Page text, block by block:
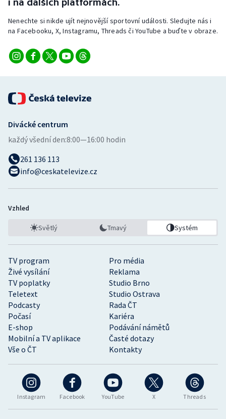
Veslování
Vodní slalom
Ostatní
Nenechte si nikde ujít nejnovější sportovní události. Sledujte nás i
na Facebooku, X, Instagramu, Threads či YouTube a buďte v obraze.
Instagram Facebook YouTube X Threads
TV program
Pro média
Živé vysílání
Reklama
TV poplatky
Studio Brno
Teletext
Studio Ostrava
Podcasty
Rada ČT
Počasí
Kariéra
E-shop
Podávání námětů
Mobilní a TV aplikace
Časté dotazy
Vše o ČT
Kontakty
Divácké centrum
každý všední den:8:00—16:00 hodin
261 136 113
info@ceskatelevize.cz
Vzhled
Světlý Tmavý Systém